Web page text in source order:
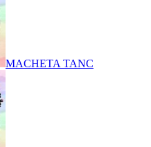
MACHETA TANC